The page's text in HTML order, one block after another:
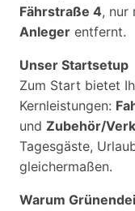
Fährstraße 4, nur
Anleger entfernt.
Unser Startsetup
Zum Start bietet
Kernleistungen:
und Zubehör/
Tagesgäste,
gleichermaßen.
Warum